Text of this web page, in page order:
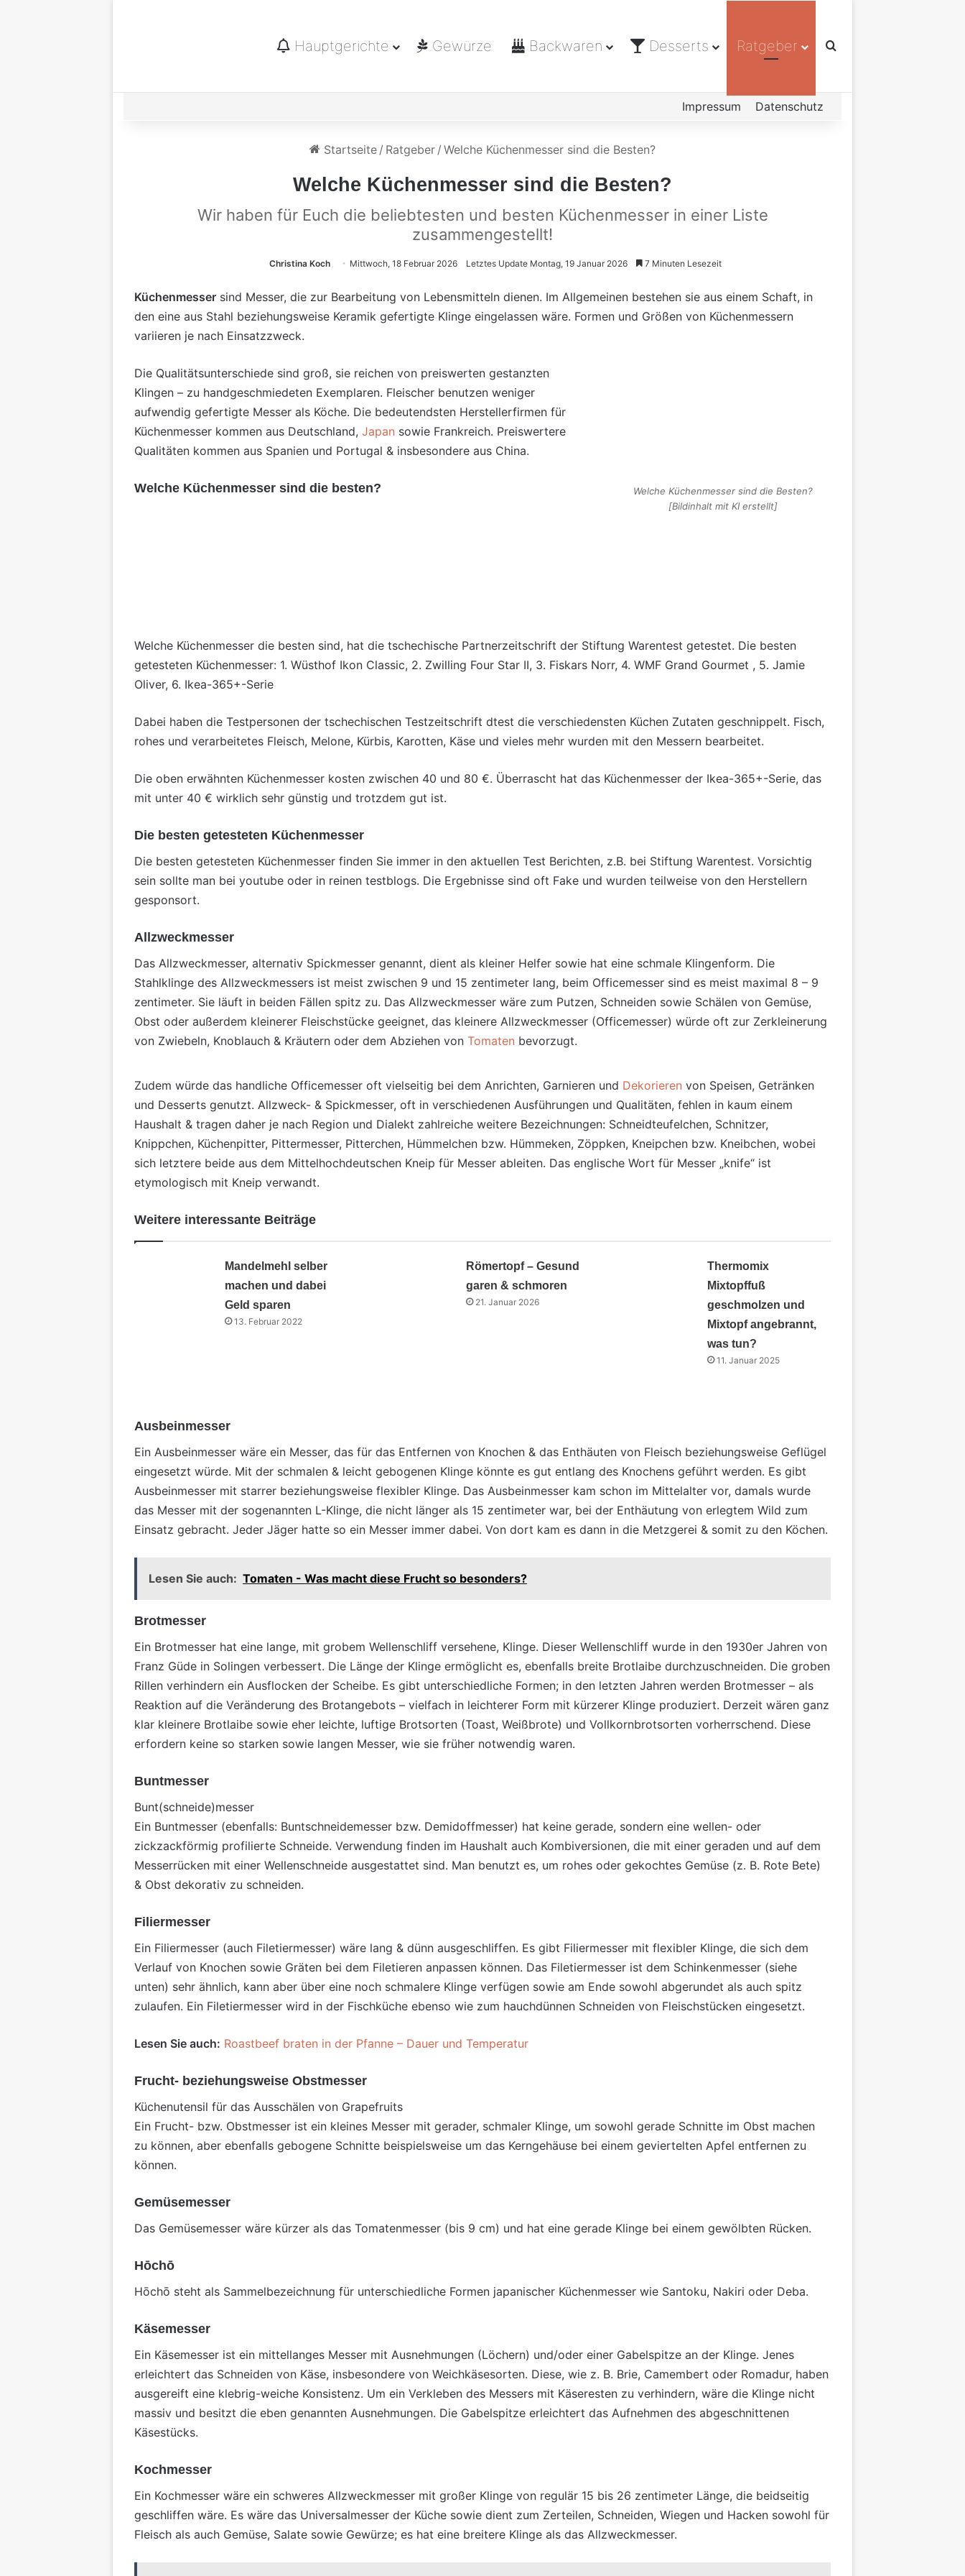
Hauptgerichte Gewürze Backwaren Desserts Ratgeber Suchen nach
Impressum Datenschutz
Startseite / Ratgeber / Welche Küchenmesser sind die Besten?
Welche Küchenmesser sind die Besten?
Wir haben für Euch die beliebtesten und besten Küchenmesser in einer Liste
zusammengestellt!
Christina Koch Mittwoch, 18 Februar 2026 Letztes Update Montag, 19 Januar 2026 7 Minuten Lesezeit
Küchenmesser sind Messer, die zur Bearbeitung von Lebensmitteln dienen. Im Allgemeinen bestehen sie aus einem Schaft, in
den eine aus Stahl beziehungsweise Keramik gefertigte Klinge eingelassen wäre. Formen und Größen von Küchenmessern
variieren je nach Einsatzzweck.
Welche Küchenmesser sind die Besten?
[Bildinhalt mit KI erstellt]
Die Qualitätsunterschiede sind groß, sie reichen von preiswerten gestanzten
Klingen – zu handgeschmiedeten Exemplaren. Fleischer benutzen weniger
aufwendig gefertigte Messer als Köche. Die bedeutendsten Herstellerfirmen für
Küchenmesser kommen aus Deutschland, Japan sowie Frankreich. Preiswertere
Qualitäten kommen aus Spanien und Portugal & insbesondere aus China.
Welche Küchenmesser sind die besten?
Welche Küchenmesser die besten sind, hat die tschechische Partnerzeitschrift der Stiftung Warentest getestet. Die besten
getesteten Küchenmesser: 1. Wüsthof Ikon Classic, 2. Zwilling Four Star II, 3. Fiskars Norr, 4. WMF Grand Gourmet , 5. Jamie
Oliver, 6. Ikea-365+-Serie
Dabei haben die Testpersonen der tschechischen Testzeitschrift dtest die verschiedensten Küchen Zutaten geschnippelt. Fisch,
rohes und verarbeitetes Fleisch, Melone, Kürbis, Karotten, Käse und vieles mehr wurden mit den Messern bearbeitet.
Die oben erwähnten Küchenmesser kosten zwischen 40 und 80 €. Überrascht hat das Küchenmesser der Ikea-365+-Serie, das
mit unter 40 € wirklich sehr günstig und trotzdem gut ist.
Die besten getesteten Küchenmesser
Die besten getesteten Küchenmesser finden Sie immer in den aktuellen Test Berichten, z.B. bei Stiftung Warentest. Vorsichtig
sein sollte man bei youtube oder in reinen testblogs. Die Ergebnisse sind oft Fake und wurden teilweise von den Herstellern
gesponsort.
Allzweckmesser
Das Allzweckmesser, alternativ Spickmesser genannt, dient als kleiner Helfer sowie hat eine schmale Klingenform. Die
Stahlklinge des Allzweckmessers ist meist zwischen 9 und 15 zentimeter lang, beim Officemesser sind es meist maximal 8 – 9
zentimeter. Sie läuft in beiden Fällen spitz zu. Das Allzweckmesser wäre zum Putzen, Schneiden sowie Schälen von Gemüse,
Obst oder außerdem kleinerer Fleischstücke geeignet, das kleinere Allzweckmesser (Officemesser) würde oft zur Zerkleinerung
von Zwiebeln, Knoblauch & Kräutern oder dem Abziehen von Tomaten bevorzugt.
Zudem würde das handliche Officemesser oft vielseitig bei dem Anrichten, Garnieren und Dekorieren von Speisen, Getränken
und Desserts genutzt. Allzweck- & Spickmesser, oft in verschiedenen Ausführungen und Qualitäten, fehlen in kaum einem
Haushalt & tragen daher je nach Region und Dialekt zahlreiche weitere Bezeichnungen: Schneidteufelchen, Schnitzer,
Knippchen, Küchenpitter, Pittermesser, Pitterchen, Hümmelchen bzw. Hümmeken, Zöppken, Kneipchen bzw. Kneibchen, wobei
sich letztere beide aus dem Mittelhochdeutschen Kneip für Messer ableiten. Das englische Wort für Messer „knife“ ist
etymologisch mit Kneip verwandt.
Weitere interessante Beiträge
Mandelmehl selber
machen und dabei
Geld sparen
13. Februar 2022
Römertopf – Gesund
garen & schmoren
21. Januar 2026
Thermomix
Mixtopffuß
geschmolzen und
Mixtopf angebrannt,
was tun?
11. Januar 2025
Ausbeinmesser
Ein Ausbeinmesser wäre ein Messer, das für das Entfernen von Knochen & das Enthäuten von Fleisch beziehungsweise Geflügel
eingesetzt würde. Mit der schmalen & leicht gebogenen Klinge könnte es gut entlang des Knochens geführt werden. Es gibt
Ausbeinmesser mit starrer beziehungsweise flexibler Klinge. Das Ausbeinmesser kam schon im Mittelalter vor, damals wurde
das Messer mit der sogenannten L-Klinge, die nicht länger als 15 zentimeter war, bei der Enthäutung von erlegtem Wild zum
Einsatz gebracht. Jeder Jäger hatte so ein Messer immer dabei. Von dort kam es dann in die Metzgerei & somit zu den Köchen.
Lesen Sie auch: Tomaten - Was macht diese Frucht so besonders?
Brotmesser
Ein Brotmesser hat eine lange, mit grobem Wellenschliff versehene, Klinge. Dieser Wellenschliff wurde in den 1930er Jahren von
Franz Güde in Solingen verbessert. Die Länge der Klinge ermöglicht es, ebenfalls breite Brotlaibe durchzuschneiden. Die groben
Rillen verhindern ein Ausflocken der Scheibe. Es gibt unterschiedliche Formen; in den letzten Jahren werden Brotmesser – als
Reaktion auf die Veränderung des Brotangebots – vielfach in leichterer Form mit kürzerer Klinge produziert. Derzeit wären ganz
klar kleinere Brotlaibe sowie eher leichte, luftige Brotsorten (Toast, Weißbrote) und Vollkornbrotsorten vorherrschend. Diese
erfordern keine so starken sowie langen Messer, wie sie früher notwendig waren.
Buntmesser
Bunt(schneide)messer
Ein Buntmesser (ebenfalls: Buntschneidemesser bzw. Demidoffmesser) hat keine gerade, sondern eine wellen- oder
zickzackförmig profilierte Schneide. Verwendung finden im Haushalt auch Kombiversionen, die mit einer geraden und auf dem
Messerrücken mit einer Wellenschneide ausgestattet sind. Man benutzt es, um rohes oder gekochtes Gemüse (z. B. Rote Bete)
& Obst dekorativ zu schneiden.
Filiermesser
Ein Filiermesser (auch Filetiermesser) wäre lang & dünn ausgeschliffen. Es gibt Filiermesser mit flexibler Klinge, die sich dem
Verlauf von Knochen sowie Gräten bei dem Filetieren anpassen können. Das Filetiermesser ist dem Schinkenmesser (siehe
unten) sehr ähnlich, kann aber über eine noch schmalere Klinge verfügen sowie am Ende sowohl abgerundet als auch spitz
zulaufen. Ein Filetiermesser wird in der Fischküche ebenso wie zum hauchdünnen Schneiden von Fleischstücken eingesetzt.
Lesen Sie auch: Roastbeef braten in der Pfanne – Dauer und Temperatur
Frucht- beziehungsweise Obstmesser
Küchenutensil für das Ausschälen von Grapefruits
Ein Frucht- bzw. Obstmesser ist ein kleines Messer mit gerader, schmaler Klinge, um sowohl gerade Schnitte im Obst machen
zu können, aber ebenfalls gebogene Schnitte beispielsweise um das Kerngehäuse bei einem geviertelten Apfel entfernen zu
können.
Gemüsemesser
Das Gemüsemesser wäre kürzer als das Tomatenmesser (bis 9 cm) und hat eine gerade Klinge bei einem gewölbten Rücken.
Hōchō
Hōchō steht als Sammelbezeichnung für unterschiedliche Formen japanischer Küchenmesser wie Santoku, Nakiri oder Deba.
Käsemesser
Ein Käsemesser ist ein mittellanges Messer mit Ausnehmungen (Löchern) und/oder einer Gabelspitze an der Klinge. Jenes
erleichtert das Schneiden von Käse, insbesondere von Weichkäsesorten. Diese, wie z. B. Brie, Camembert oder Romadur, haben
ausgereift eine klebrig-weiche Konsistenz. Um ein Verkleben des Messers mit Käseresten zu verhindern, wäre die Klinge nicht
massiv und besitzt die eben genannten Ausnehmungen. Die Gabelspitze erleichtert das Aufnehmen des abgeschnittenen
Käsestücks.
Kochmesser
Ein Kochmesser wäre ein schweres Allzweckmesser mit großer Klinge von regulär 15 bis 26 zentimeter Länge, die beidseitig
geschliffen wäre. Es wäre das Universalmesser der Küche sowie dient zum Zerteilen, Schneiden, Wiegen und Hacken sowohl für
Fleisch als auch Gemüse, Salate sowie Gewürze; es hat eine breitere Klinge als das Allzweckmesser.